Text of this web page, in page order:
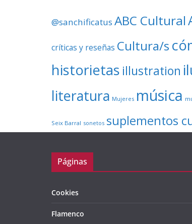
@sanchificatus ABC Cultural
críticas y reseñas Cultura/s
historietas illustration
literatura Mujeres música
Seix Barral sonetos suplementos
Páginas
Cookies
Flamenco